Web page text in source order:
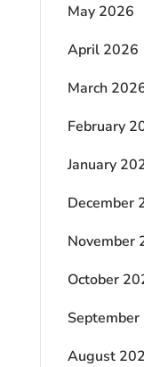
May 2026
April 2026
March
February
January
December
November
October
August